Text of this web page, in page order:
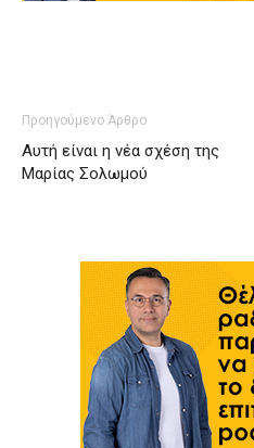
Προηγούμενο Άρθρο
Αυτή είναι η νέα σχέση της
Μαρίας Σολωμού